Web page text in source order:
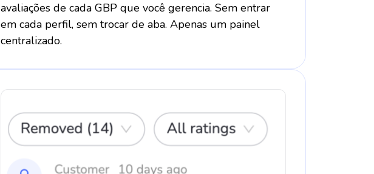
avaliações de cada GBP que você gerencia. Sem entrar
em cada perfil, sem trocar de aba. Apenas um painel
centralizado.